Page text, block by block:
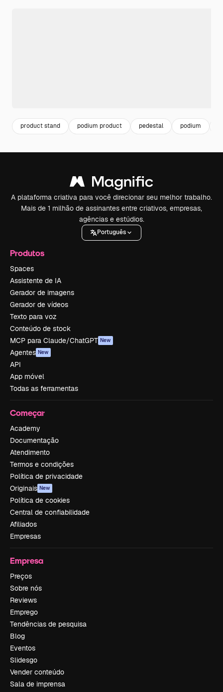
product stand podium product pedestal podium
A plataforma criativa para você direcionar seu melhor trabalho.
Mais de 1 milhão de assinantes entre criativos, empresas,
agências e estúdios.
Português
Produtos
Spaces
Assistente de IA
Gerador de imagens
Gerador de vídeos
Texto para voz
Conteúdo de stock
MCP para Claude/ChatGPT New
Agentes New
API
App móvel
Todas as ferramentas
Começar
Academy
Documentação
Atendimento
Termos e condições
Política de privacidade
Originais New
Política de cookies
Central de confiabilidade
Afiliados
Empresas
Empresa
Preços
Sobre nós
Reviews
Emprego
Tendências de pesquisa
Blog
Eventos
Slidesgo
Vender conteúdo
Sala de imprensa